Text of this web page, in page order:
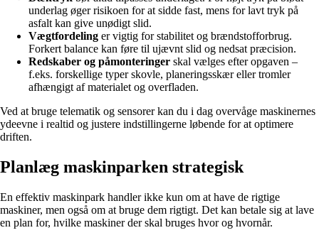
underlag øger risikoen for at sidde fast, mens for lavt tryk på
asfalt kan give unødigt slid.
Vægtfordeling er vigtig for stabilitet og brændstofforbrug.
Forkert balance kan føre til ujævnt slid og nedsat præcision.
Redskaber og påmonteringer skal vælges efter opgaven –
f.eks. forskellige typer skovle, planeringsskær eller tromler
afhængigt af materialet og overfladen.
Ved at bruge telematik og sensorer kan du i dag overvåge maskinernes
ydeevne i realtid og justere indstillingerne løbende for at optimere
driften.
Planlæg maskinparken strategisk
En effektiv maskinpark handler ikke kun om at have de rigtige
maskiner, men også om at bruge dem rigtigt. Det kan betale sig at lave
en plan for, hvilke maskiner der skal bruges hvor og hvornår.